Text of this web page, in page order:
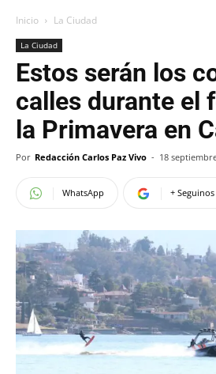
Inicio La Ciudad
La Ciudad
Estos serán los
calles durante el
la Primavera en
Por Redacción Carlos Paz Vivo - 18
WhatsApp +